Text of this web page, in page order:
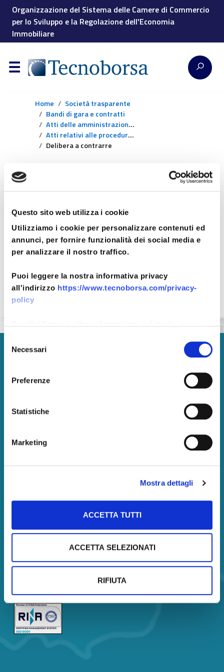
Questo sito web utilizza i cookie
Utilizziamo i cookie per personalizzare contenuti ed
annunci, per fornire funzionalità dei social media e
per analizzare il nostro traffico.
Puoi leggere la nostra informativa privacy
all'indirizzo https://www.tecnoborsa.com/privacy-
policy
occupano di analisi dei dati web, pubblicità e social
informazioni che ha fornito loro o che hanno raccolto
dal suo utilizzo dei loro servizi.
delNecessari
Preferenze
Statistiche
Marketing
Mostra dettagli
ACCETTA TUTTI
ACCETTA SELEZIONATI
RIFIUTA
Organizzazione del Sistema delle Camere di Commercio
per lo Sviluppo e la Regolazione dell'Economia
Immobiliare
Home
Società trasparente
Bandi di gara e contratti
Atti delle amministrazioni aggiudicatrici e degli enti aggiudicatori distintamente per ogni procedura
Atti relativi alle procedure per l’affidamento
Delibera a contrarre
Delibera a contrarre
Non ci sono contenuti relativi a questa
2021
P. IVA:05375771002
Amministrazione
Amministrazione
Servizi
Certificazione
Borsa Immobiliare
Company Profile